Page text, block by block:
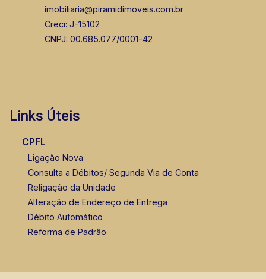
imobiliaria@piramidimoveis.com.br
Creci: J-15102
CNPJ: 00.685.077/0001-42
Links Úteis
CPFL
Ligação Nova
Consulta a Débitos/ Segunda Via de Conta
Religação da Unidade
Alteração de Endereço de Entrega
Débito Automático
Reforma de Padrão